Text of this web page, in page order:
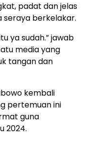
padat dan jelas
seraya berkelakar.
ya sudah.” jawab
media yang
tangan dan
kembali
pertemuan ini
guna
2024.